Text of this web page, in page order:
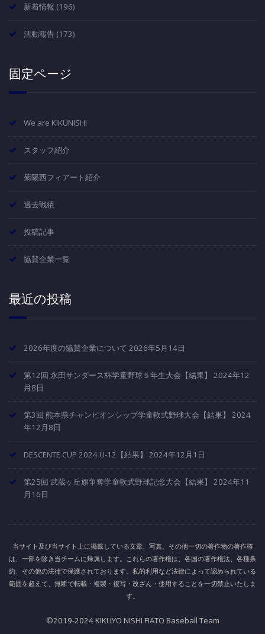
新着情報 (196)
活動報告 (173)
固定ページ
We are KIKUNISHI
スタッフ紹介
菊陽西フィアート紹介
過去戦績
投稿記事
協賛企業一覧
最近の投稿
2026年度の協賛企業について 2026年5月14日
第12回 永田サンダース杯学童野球５年生大会【結果】
2024年12
月8日
第3回 熊本県チャンピオンシップ学童軟式野球大会【結果】
2024
年12月8日
DESCENTE CUP 2024 U-12【結果】 2024年12月1日
第25回 武蔵ヶ丘旗争奪学童軟式野球記念大会【結果】
2024年11
月16日
当サイト及び当サイト上に掲載している文章、写真、その他一切の著作物の著作権
は、一部を除き当チームに帰属します。これらの著作権は、各国の著作権法、各種条
約、その他の法律で保護されております。私的利用など法律によって認められている
範囲を超えて、無断で転載・複製・複写・改ざん・使用することを一切禁止いたしま
す。
©2019-2024 KIKUYO NISHI FIATO Baseball Team